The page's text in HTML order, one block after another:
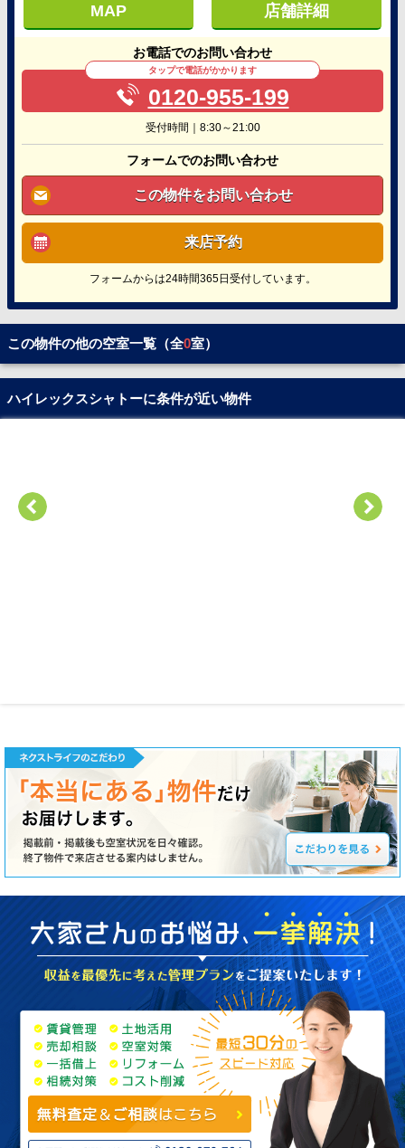
MAP 店舗詳細
お電話でのお問い合わせ
タップで電話がかかります
0120-955-199
受付時間｜8:30～21:00
フォームでのお問い合わせ
この物件をお問い合わせ
来店予約
フォームからは24時間365日受付しています。
この物件の他の空室一覧（全0室）
ハイレックスシャトーに条件が近い物件